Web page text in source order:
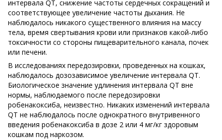
интервала QT, снижение частоты сердечных сокращений и
соответствующее увеличение частоты дыхания. Не
наблюдалось никакого существенного влияния на массу
тела, время свертывания крови или признаков какой-либо
токсичности со стороны пищеварительного канала, почек
или печени.
В исследованиях передозировки, проведенных на кошках,
наблюдалось дозозависимое увеличение интервала QT.
Биологическое значение удлинения интервала QT вне
нормы, наблюдаемого после передозировки
робенакоксиба, неизвестно. Никаких изменений интервала
QT не наблюдалось после однократного внутривенного
введения робенакоксиба в дозе 2 или 4 мг/кг здоровым
кошкам под наркозом.